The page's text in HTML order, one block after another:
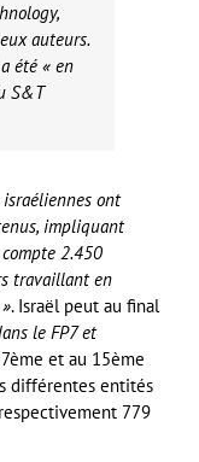
auteurs.
été « en
S&T
ont
impliquant
2.450
travaillant en
. Israël peut au final
le FP7 et
et au 15ème
différentes entités
779